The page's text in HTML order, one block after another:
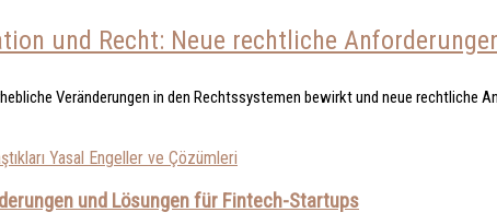
und Recht: Neue rechtliche
Veränderungen in den Rechtssystemen bewirkt und neue rechtliche
und Lösungen für Fintech-Startups